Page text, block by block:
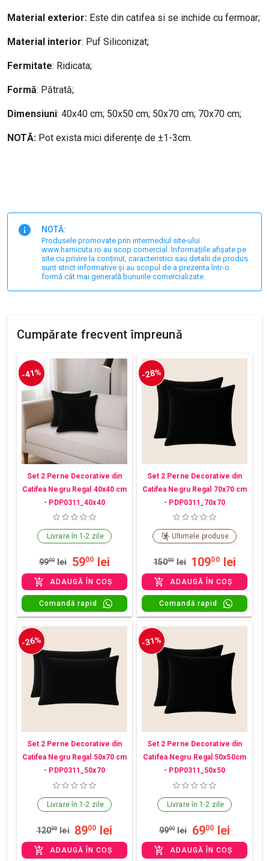
Material exterior: Este din catifea si se inchide cu fermoar;
Material interior: Puf Siliconizat;
Fermitate: Ridicata;
Formă: Pătrată;
Dimensiuni: 40x40 cm; 50x50 cm; 50x70 cm; 70x70 cm;
NOTĂ: Pot exista mici diferențe de ±1-3cm.
NOTĂ:
Produsele promovate prin intermediul site-ului
www.harnicuta.ro au scop comercial. Informațiile afișate pe
site cu privire la conținut, caracteristici sau detalii de produs
sunt strict informative și au scopul de a prezenta într-o
formă cât mai generală bunurile comercializate.
Cumpărate frecvent împreună
-41%
Set 2 Perne Decorative din
Catifea Negru Regal 40x40 cm
- PDP0311_40x40
Livrare în 1-2 zile
9900 lei 5900 lei
ADAUGĂ ÎN COȘ
Comandă rapid
-28%
Set 2 Perne Decorative din
Catifea Negru Regal 70x70 cm
- PDP0311_70x70
Ultimele produse
15000 lei 10900 lei
ADAUGĂ ÎN COȘ
Comandă rapid
-26%
Set 2 Perne Decorative din
Catifea Negru Regal 50x70 cm
- PDP0311_50x70
Livrare în 1-2 zile
12000 lei 8900 lei
ADAUGĂ ÎN COȘ
-31%
Set 2 Perne Decorative din
Catifea Negru Regal 50x50cm
- PDP0311_50x50
Livrare în 1-2 zile
9900 lei 6900 lei
ADAUGĂ ÎN COȘ